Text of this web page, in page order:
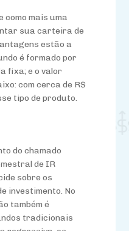
como mais uma
sua carteira de
estão a
é formado por
fixa; e o valor
com cerca de R$
tipo de produto.
do chamado
de IR
sobre os
investimento. No
também é
tradicionais